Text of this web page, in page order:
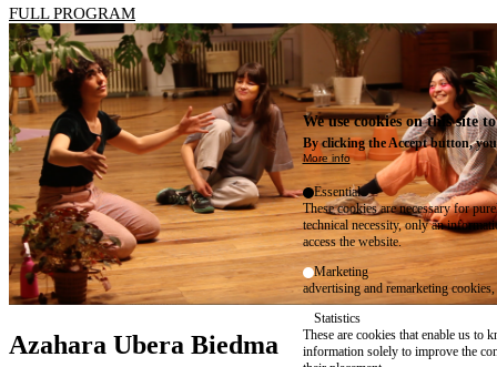
FULL PROGRAM
Azahara Ubera Biedma
We use cookies on this site
By clicking the Accept button,
More info
Essential
These cookies are necessary for
technical necessity, only an
access the website.
Marketing
advertising and remarketing cookies,
Statistics
These are cookies that enable us to
information solely to improve the